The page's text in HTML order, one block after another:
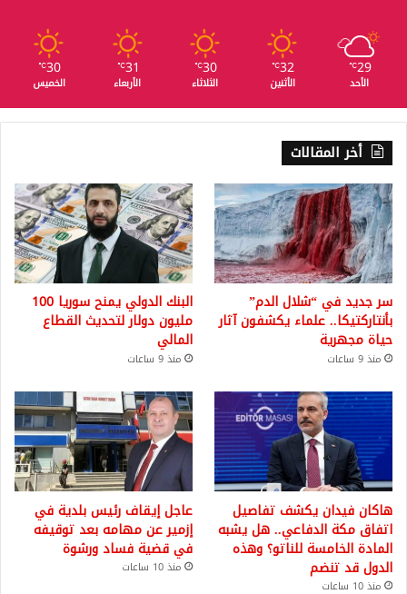
29
℃
الأحد
32
℃
الأثنين
30
℃
الثلاثاء
31
℃
الأربعاء
30
℃
الخميس
أخر المقالات
سر جديد في “شلال الدم”
بأنتاركتيكا.. علماء يكشفون آثار
حياة مجهرية
منذ 9 ساعات
البنك الدولي يمنح سوريا 100
مليون دولار لتحديث القطاع
المالي
منذ 9 ساعات
هاكان فيدان يكشف تفاصيل
اتفاق مكة الدفاعي.. هل يشبه
المادة الخامسة للناتو؟ وهذه
الدول قد تنضم
منذ 10 ساعات
عاجل إيقاف رئيس بلدية في
إزمير عن مهامه بعد توقيفه
في قضية فساد ورشوة
منذ 10 ساعات